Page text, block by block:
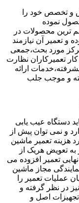
و تخصص خود را
نموده
ترین محصولات در
و تعمیر آن نیازمند
مورد بحث،جمعی
تعمیرکاران نظارت
ارائه
و موجب جلب
دستگاه عیب یابی
و نمی توان پیش از
هزینه تعمیر ماشین
تعویض هریک از
تعمیر افزوده می
مجاز ماشین
عملیات تعمیر را
در نظر گرفته و
اصل و